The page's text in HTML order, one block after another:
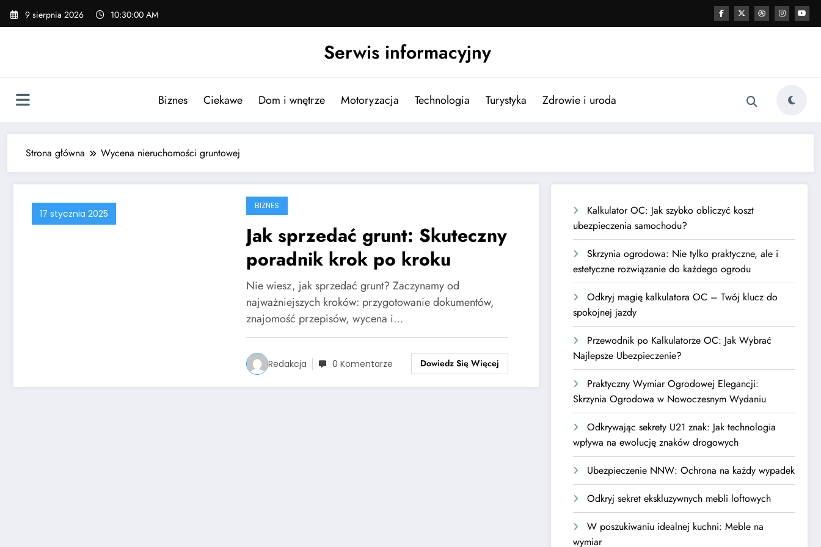
Skip
9 sierpnia 2026 10:30:00 AM
Serwis informacyjny
Biznes Ciekawe Dom i wnętrze Motoryzacja Technologia Turystyka Zdrowie i uroda
Strona główna Wycena nieruchomości gruntowej
17 stycznia 2025
BIZNES
Jak sprzedać grunt: Skuteczny
poradnik krok po kroku
Nie wiesz, jak sprzedać grunt? Zaczynamy od
najważniejszych kroków: przygotowanie dokumentów,
znajomość przepisów, wycena i…
Redakcja 0 Komentarze Dowiedz Się Więcej
Kalkulator OC: Jak szybko obliczyć koszt
ubezpieczenia samochodu?
Skrzynia ogrodowa: Nie tylko praktyczne, ale i
estetyczne rozwiązanie do każdego ogrodu
Odkryj magię kalkulatora OC – Twój klucz do
spokojnej jazdy
Przewodnik po Kalkulatorze OC: Jak Wybrać
Najlepsze Ubezpieczenie?
Praktyczny Wymiar Ogrodowej Elegancji:
Skrzynia Ogrodowa w Nowoczesnym Wydaniu
Odkrywając sekrety U21 znak: Jak technologia
wpływa na ewolucję znaków drogowych
Ubezpieczenie NNW: Ochrona na każdy wypadek
Odkryj sekret ekskluzywnych mebli loftowych
W poszukiwaniu idealnej kuchni: Meble na
wymiar